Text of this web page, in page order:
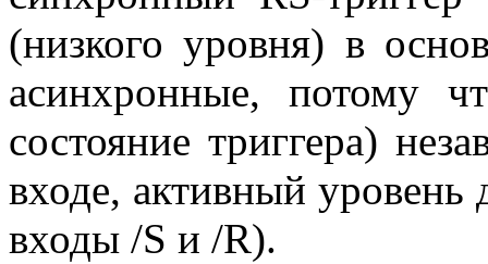
(низкого уровня) в
асинхронные, потому
состояние триггера)
входе, активный
входы /S и /R).